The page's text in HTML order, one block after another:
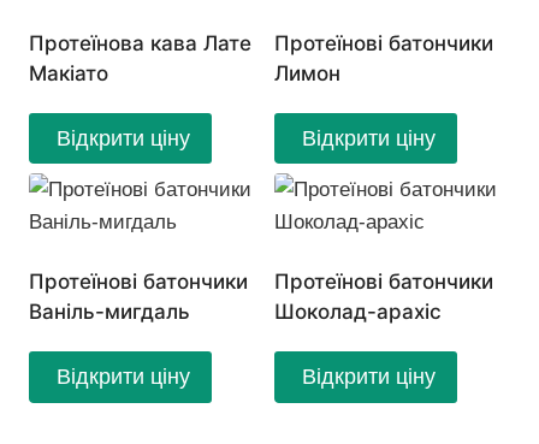
Протеїнова кава Лате
Макіато
Відкрити ціну
Протеїнові батончики
Лимон
Відкрити ціну
Протеїнові батончики
Ваніль-мигдаль
Відкрити ціну
Протеїнові батончики
Шоколад-арахіс
Відкрити ціну